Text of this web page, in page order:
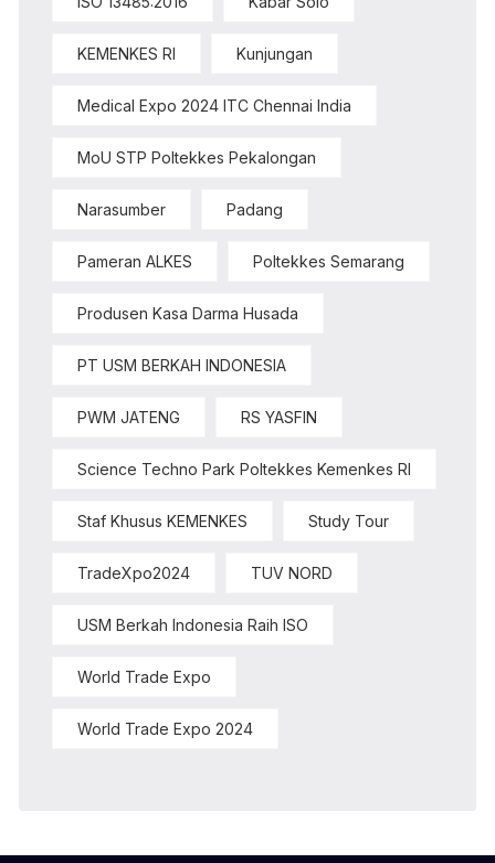
KEMENKES RI Kunjungan
Medical Expo 2024 ITC Chennai India
MoU STP Poltekkes Pekalongan
Narasumber Padang
Pameran ALKES Poltekkes Semarang
Produsen Kasa Darma Husada
PT USM BERKAH INDONESIA
PWM JATENG RS YASFIN
Science Techno Park Poltekkes Kemenkes RI
Staf Khusus KEMENKES Study Tour
TradeXpo2024 TUV NORD
USM Berkah Indonesia Raih ISO
World Trade Expo
World Trade Expo 2024